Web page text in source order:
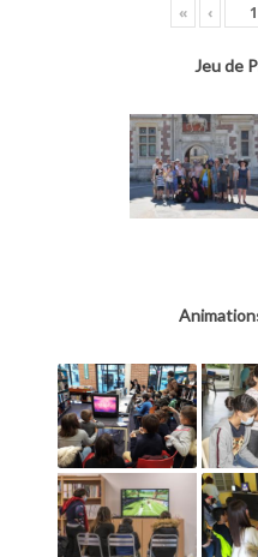
« ‹
Jeu de